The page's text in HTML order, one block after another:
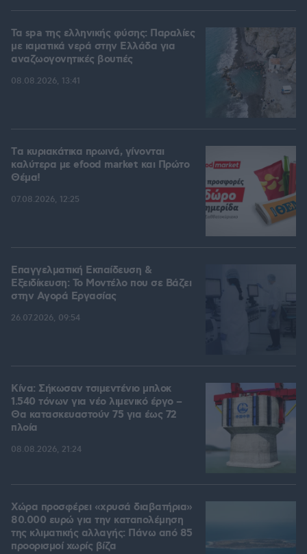
Τα spa της ελληνικής φύσης: Παραλίες
με ιαματικά νερά στην Ελλάδα για
αναζωογονητικές βουτιές
08.08.2026, 13:41
Tα κυριακάτικα πρωινά, γίνονται
καλύτερα με efood market και Πρώτο
Θέμα!
07.08.2026, 12:25
Επαγγελματική Εκπαίδευση &
Εξειδίκευση: Το Mοντέλο που σε Bάζει
στην Aγορά Eργασίας
26.07.2026, 09:54
Κίνα: Σήκωσαν τσιμεντένιο μπλοκ
1.540 τόνων για νέο λιμενικό έργο –
Θα κατασκευαστούν 75 για έως 72
πλοία
08.08.2026, 21:24
Χώρα προσφέρει «χρυσά διαβατήρια»
80.000 ευρώ για την καταπολέμηση
της κλιματικής αλλαγής: Πάνω από 85
προορισμοί χωρίς βίζα